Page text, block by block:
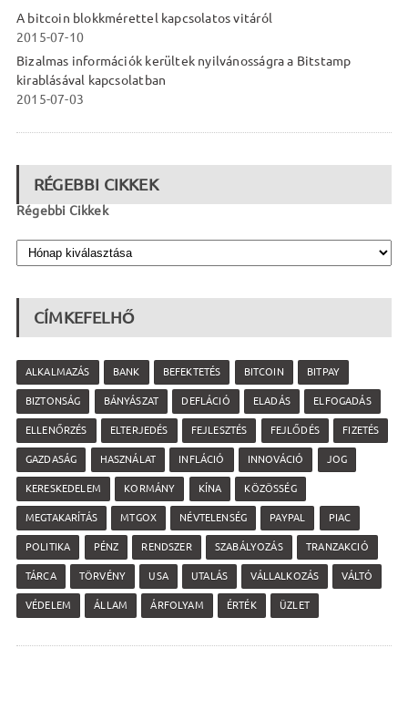
A bitcoin blokkmérettel kapcsolatos vitáról
2015-07-10
Bizalmas információk kerültek nyilvánosságra a Bitstamp
kirablásával kapcsolatban
2015-07-03
RÉGEBBI CIKKEK
Régebbi Cikkek
CÍMKEFELHŐ
ALKALMAZÁS BANK BEFEKTETÉS BITCOIN BITPAY
BIZTONSÁG BÁNYÁSZAT DEFLÁCIÓ ELADÁS ELFOGADÁS
ELLENŐRZÉS ELTERJEDÉS FEJLESZTÉS FEJLŐDÉS FIZETÉS
GAZDASÁG HASZNÁLAT INFLÁCIÓ INNOVÁCIÓ JOG
KERESKEDELEM KORMÁNY KÍNA KÖZÖSSÉG
MEGTAKARÍTÁS MTGOX NÉVTELENSÉG PAYPAL PIAC
POLITIKA PÉNZ RENDSZER SZABÁLYOZÁS TRANZAKCIÓ
TÁRCA TÖRVÉNY USA UTALÁS VÁLLALKOZÁS VÁLTÓ
VÉDELEM ÁLLAM ÁRFOLYAM ÉRTÉK ÜZLET